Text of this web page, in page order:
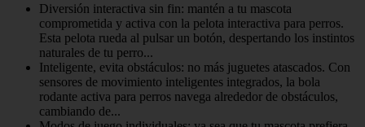
Diversión interactiva sin fin: mantén a tu mascota
comprometida y activa con la pelota interactiva para perros.
Esta pelota rueda al pulsar un botón, despertando los instintos
naturales de tu perro...
Inteligente, evita obstáculos: no más juguetes atascados. Con
sensores de movimiento inteligentes integrados, la bola
rodante activa para perros navega alrededor de obstáculos,
cambiando de...